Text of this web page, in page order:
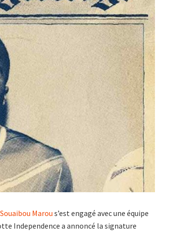
Souaibou Marou s’est engagé avec une équipe
Independence a annoncé la signature